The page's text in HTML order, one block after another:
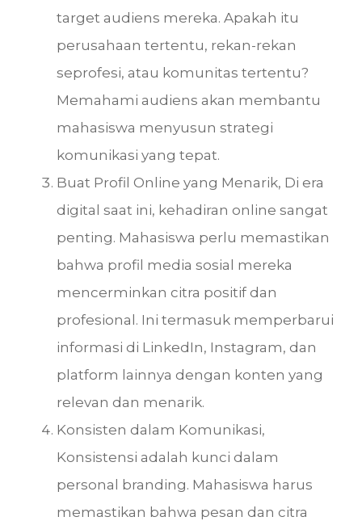
target audiens mereka. Apakah itu
perusahaan tertentu, rekan-rekan
seprofesi, atau komunitas tertentu?
Memahami audiens akan membantu
mahasiswa menyusun strategi
komunikasi yang tepat.
Buat Profil Online yang Menarik, Di era
digital saat ini, kehadiran online sangat
penting. Mahasiswa perlu memastikan
bahwa profil media sosial mereka
mencerminkan citra positif dan
profesional. Ini termasuk memperbarui
informasi di LinkedIn, Instagram, dan
platform lainnya dengan konten yang
relevan dan menarik.
Konsisten dalam Komunikasi,
Konsistensi adalah kunci dalam
personal branding. Mahasiswa harus
memastikan bahwa pesan dan citra